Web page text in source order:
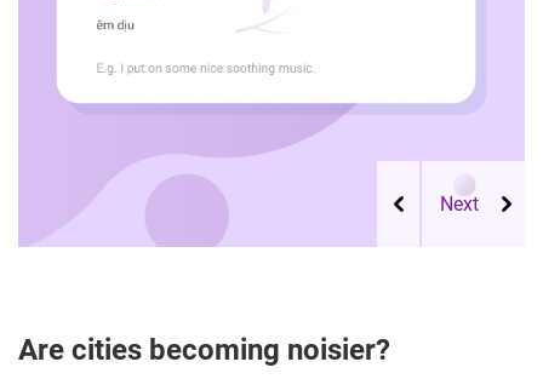
Are cities becoming noisier?